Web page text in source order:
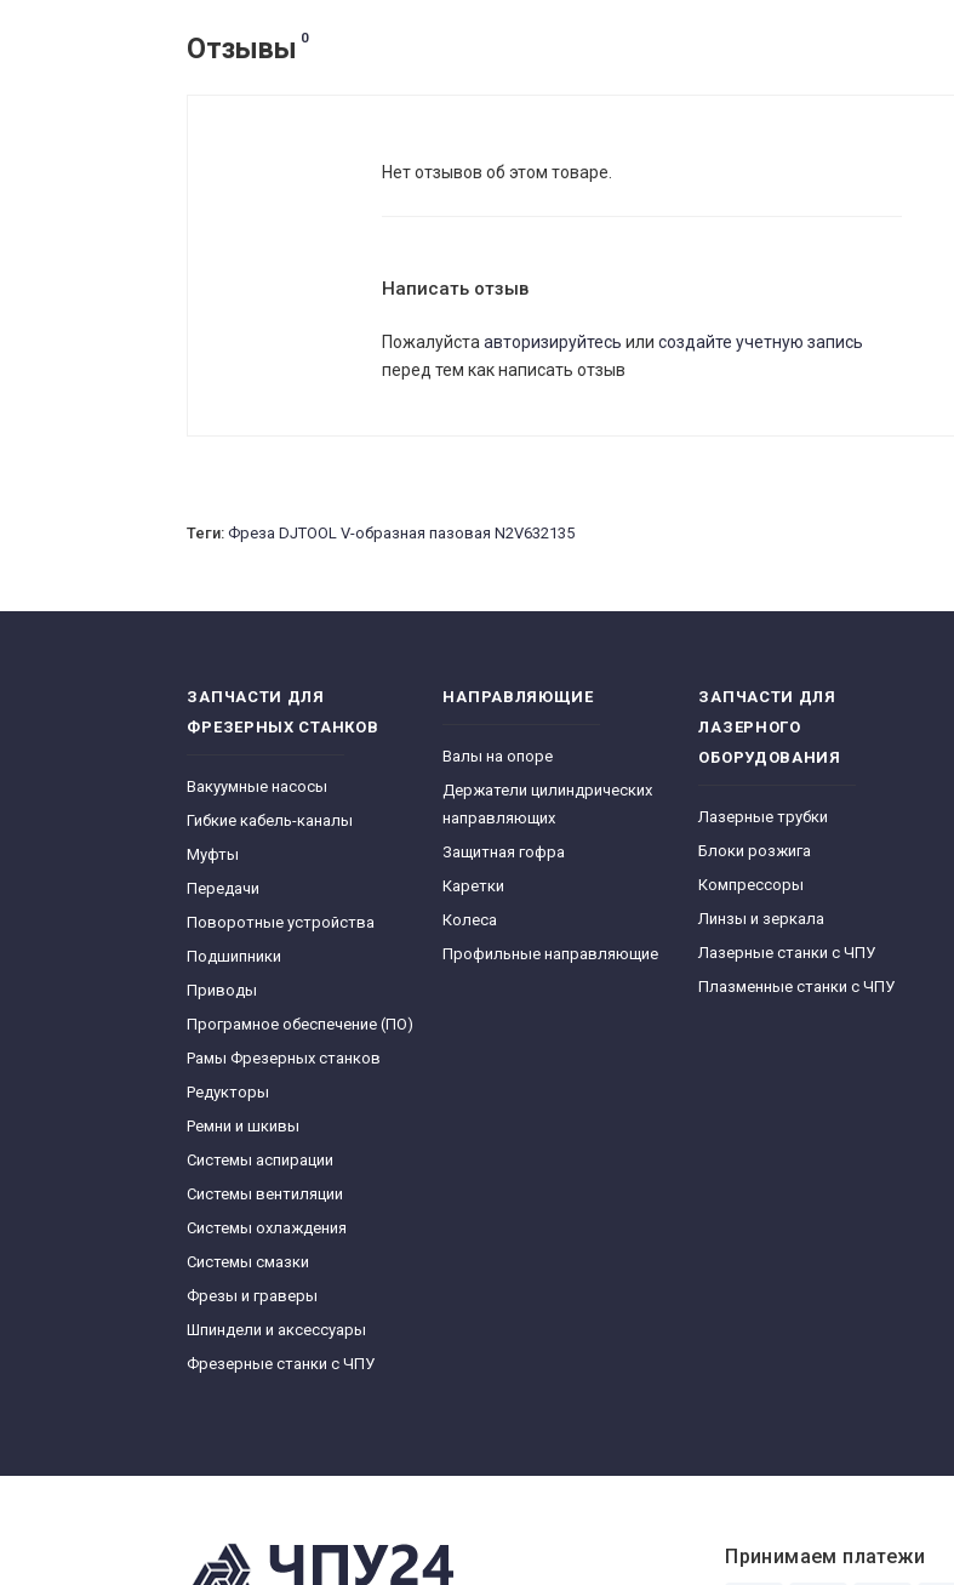
Отзывы 0
Нет отзывов об этом товаре.
Написать отзыв
Пожалуйстаавторизируйтесь илисоздайте учетную запись
перед тем как написать отзыв
Теги:Фреза DJTOOL V-образная пазовая N2V632135
ЗАПЧАСТИ ДЛЯ
ФРЕЗЕРНЫХ СТАНКОВ
Вакуумные насосы
Гибкие кабель-каналы
Муфты
Передачи
Поворотные устройства
Подшипники
Приводы
Програмное обеспечение (ПО)
Рамы Фрезерных станков
Редукторы
Ремни и шкивы
Системы аспирации
Системы вентиляции
Системы охлаждения
Системы смазки
Фрезы и граверы
Шпиндели и аксессуары
Фрезерные станки с ЧПУ
НАПРАВЛЯЮЩИЕ
Валы на опоре
Держатели цилиндрических
направляющих
Защитная гофра
Каретки
Колеса
Профильные направляющие
ЗАПЧАСТИ ДЛЯ
ЛАЗЕРНОГО
ОБОРУДОВАНИЯ
Лазерные трубки
Блоки розжига
Компрессоры
Линзы и зеркала
Лазерные станки с ЧПУ
Плазменные станки с ЧПУ
Принимаем платежи